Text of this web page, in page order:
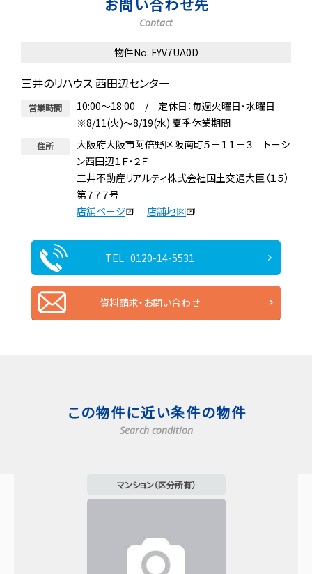
お問い合わせ先
Contact
物件No. FYV7UA0D
三井のリハウス 西田辺センター
営業時間
10:00～18:00 / 定休日：毎週火曜日・水曜日
※8/11(火)～8/19(水) 夏季休業期間
住所
大阪府大阪市阿倍野区阪南町５－１１－３ トーシ
ン西田辺１Ｆ・２Ｆ
三井不動産リアルティ株式会社国土交通大臣（１５）
第７７７号
店舗ページ
店舗地図
TEL : 0120-14-5531
資料請求・お問い合わせ
この物件に近い条件の物件
Search condition
マンション（区分所有）